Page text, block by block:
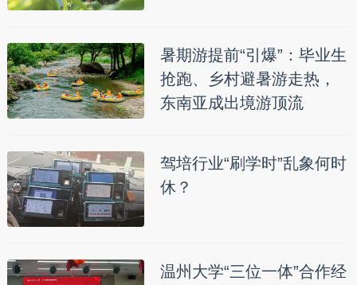
暑期游提前“引爆”：毕业生
抢跑、乡村避暑游走热，
东南亚成出境游顶流
驾培行业“刷学时”乱象何时
休？
温州大学“三位一体”合作经